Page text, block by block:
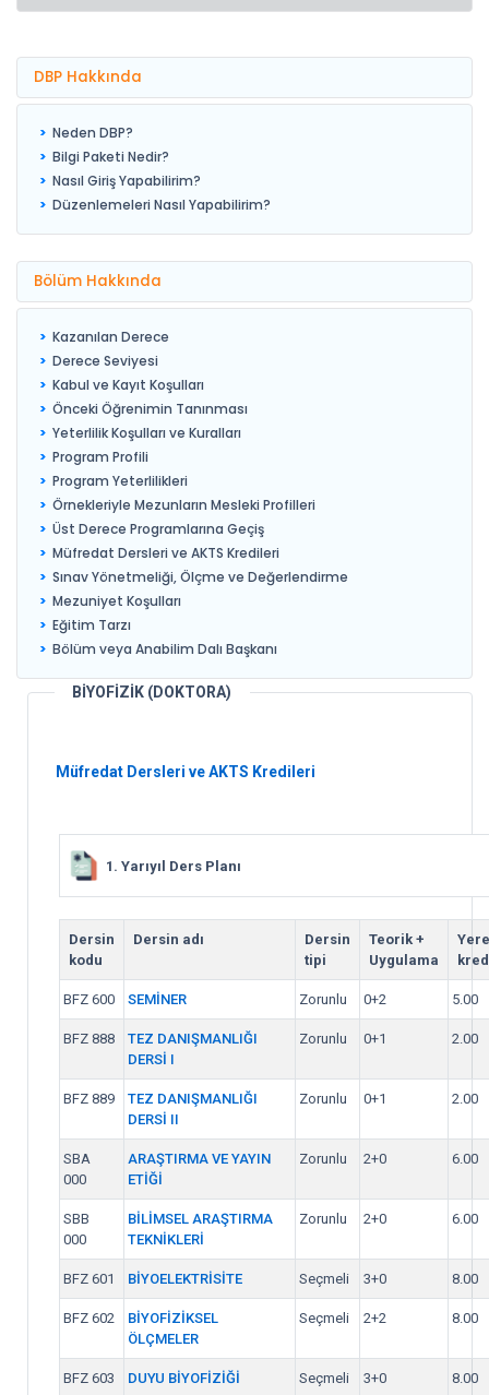
DBP Hakkında
Neden DBP?
Bilgi Paketi Nedir?
Nasıl Giriş Yapabilirim?
Düzenlemeleri Nasıl Yapabilirim?
Bölüm Hakkında
Kazanılan Derece
Derece Seviyesi
Kabul ve Kayıt Koşulları
Önceki Öğrenimin Tanınması
Yeterlilik Koşulları ve Kuralları
Program Profili
Program Yeterlilikleri
Örnekleriyle Mezunların Mesleki Profilleri
Üst Derece Programlarına Geçiş
Müfredat Dersleri ve AKTS Kredileri
Sınav Yönetmeliği, Ölçme ve Değerlendirme
Mezuniyet Koşulları
Eğitim Tarzı
Bölüm veya Anabilim Dalı Başkanı
BİYOFİZİK (DOKTORA)
Müfredat Dersleri ve AKTS Kredileri
1. Yarıyıl Ders Planı
Dersin
kodu
Dersin adı
Dersin
tipi
Teorik +
Uygulama
BFZ 600 SEMİNER Zorunlu 0+2 5.00
BFZ 888
TEZ DANIŞMANLIĞI
DERSİ I
Zorunlu 0+1 2.00
BFZ 889
TEZ DANIŞMANLIĞI
DERSİ II
Zorunlu 0+1 2.00
SBA
000
ARAŞTIRMA VE YAYIN
ETİĞİ
Zorunlu 2+0 6.00
SBB
000
BİLİMSEL ARAŞTIRMA
TEKNİKLERİ
Zorunlu 2+0 6.00
BFZ 601 BİYOELEKTRİSİTE Seçmeli 3+0 8.00
BFZ 602
BİYOFİZİKSEL
ÖLÇMELER
Seçmeli 2+2 8.00
BFZ 603 DUYU BİYOFİZİĞİ Seçmeli 3+0 8.00